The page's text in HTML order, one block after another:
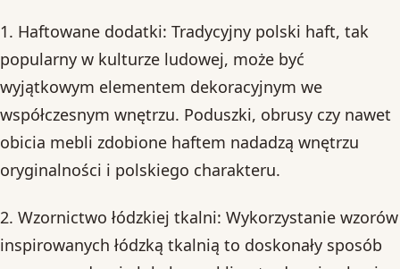
1. Haftowane dodatki: Tradycyjny polski haft, tak
popularny w kulturze ludowej, może być
wyjątkowym elementem dekoracyjnym we
współczesnym wnętrzu. Poduszki, obrusy czy nawet
obicia mebli zdobione haftem nadadzą wnętrzu
oryginalności i polskiego charakteru.
2. Wzornictwo łódzkiej tkalni: Wykorzystanie wzorów
inspirowanych łódzką tkalnią to doskonały sposób